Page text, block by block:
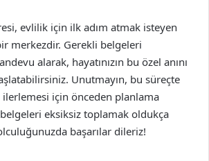
evlilik için ilk adım atmak isteyen
merkezdir. Gerekli belgeleri
alarak, hayatınızın bu özel anını
Unutmayın, bu süreçte
için önceden planlama
eksiksiz toplamak oldukça
başarılar dileriz!